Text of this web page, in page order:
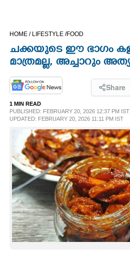
SPIRITUAL
INFO+
ART
ASTRO
HOME / LIFESTYLE /FOOD
ചക്കയുടെ ഈ ഭാഗം
മാത്രമല്ല, അച്ചാറും
Share
1 MIN READ
PUBLISHED: FEBRUARY 20, 2026 12:37 PM IST
UPDATED: FEBRUARY 20, 2026 11:11 PM IST